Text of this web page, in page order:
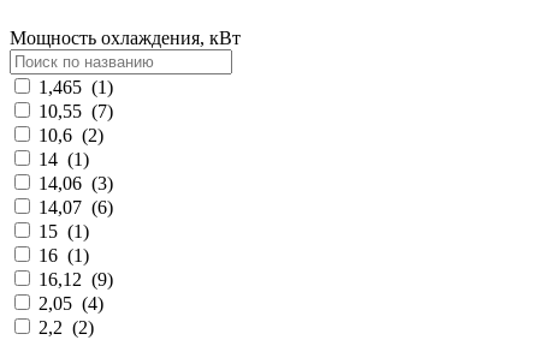
Мощность охлаждения, кВт
1,465 (1)
10,55 (7)
10,6 (2)
14 (1)
14,06 (3)
14,07 (6)
15 (1)
16 (1)
16,12 (9)
2,05 (4)
2,2 (2)